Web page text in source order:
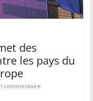
des
les pays du
commentaire